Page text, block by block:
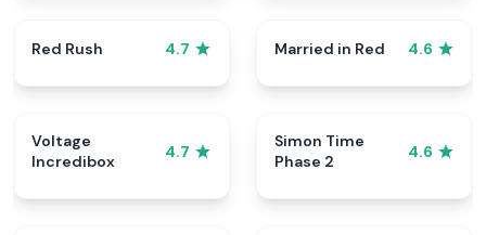
Red Rush 4.7 Married in Red 4.6
Voltage
Incredibox
4.7
Simon Time
Phase 2
4.6